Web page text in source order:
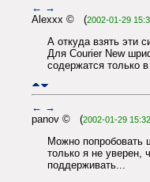
← →
Alexxx © (2002-01-29
А откуда взять эти
Для Courier New
содержатся только
← →
panov © (2002-01-29 15:32
Можно попробовать
только я не уверен,
поддерживать...